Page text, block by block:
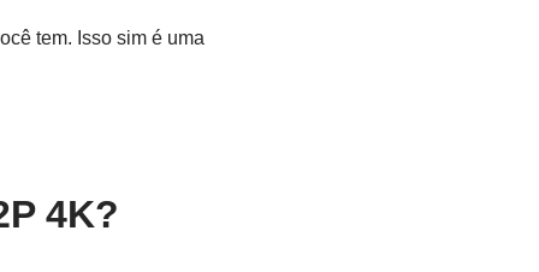
tem. Isso sim é uma
4K?